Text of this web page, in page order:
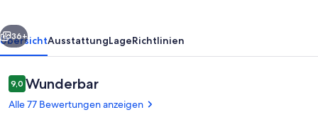
Weiter
36+
ÜbersichtAusstattungLageRichtlinien
Bewertungen
9,09,0 von 10.
Wunderbar
Alle 77 Bewertungen anzeigen